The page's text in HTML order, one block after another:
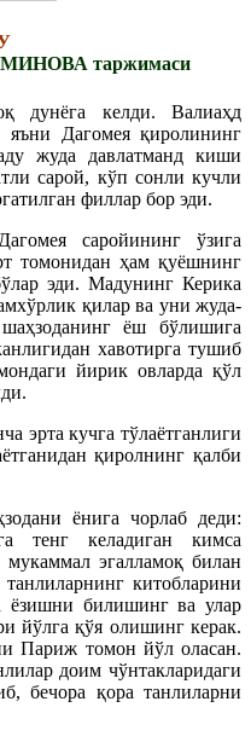
таржимаси
дунёга келди. Валиаҳд
яъни Дагомея қиролининг
жуда давлатманд киши
сарой, кўп сонли кучли
филлар бор эди.
саройининг ўзига
томонидан ҳам қуёшнинг
эди. Мадунинг Керика
қилар ва уни жуда-
ёш бўлишига
хавотирга тушиб
йирик овларда қўл
эрта кучга тўлаётганлиги
қиролнинг қалби
ёнига чорлаб деди:
тенг келадиган кимса
эгалламоқ билан
китобларини
ёзишни билишинг ва улар
йўлга қўя олишинг керак.
Париж томон йўл оласан.
доим чўнтакларидаги
бечора қора танлиларни